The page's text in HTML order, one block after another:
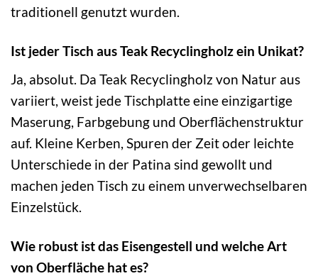
traditionell genutzt wurden.
Ist jeder Tisch aus Teak Recyclingholz ein Unikat?
Ja, absolut. Da Teak Recyclingholz von Natur aus
variiert, weist jede Tischplatte eine einzigartige
Maserung, Farbgebung und Oberflächenstruktur
auf. Kleine Kerben, Spuren der Zeit oder leichte
Unterschiede in der Patina sind gewollt und
machen jeden Tisch zu einem unverwechselbaren
Einzelstück.
Wie robust ist das Eisengestell und welche Art
von Oberfläche hat es?